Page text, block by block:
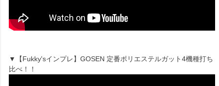
▼【Fukky'sインプレ】GOSEN 定番ポリエステルガット4機種打ち
比べ！！